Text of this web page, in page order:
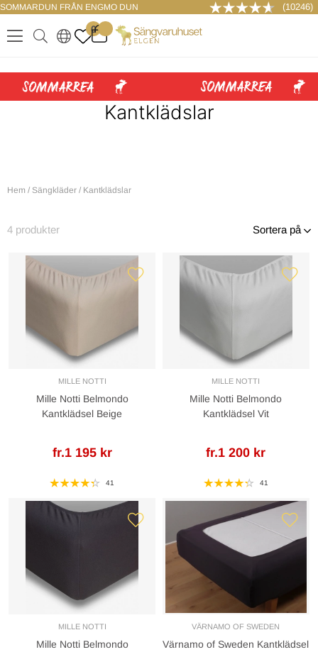
SOMMARDUN FRÅN ENGMO DUN (10246)
.
0
. ..
LOGGA IN
Kantklädslar
Hem / Sängkläder / Kantklädslar
4 produkter Sortera på
MILLE NOTTI
Mille Notti Belmondo
Kantklädsel Beige
fr.1 195 kr
41
MILLE NOTTI
Mille Notti Belmondo
Kantklädsel Vit
fr.1 200 kr
41
MILLE NOTTI
Mille Notti Belmondo
VÄRNAMO OF SWEDEN
Värnamo of Sweden Kantklädsel